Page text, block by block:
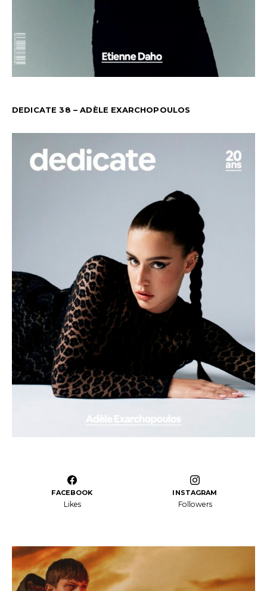
DEDICATE 38 – ADÈLE EXARCHOPOULOS
FACEBOOK
Likes
INSTAGRAM
Followers